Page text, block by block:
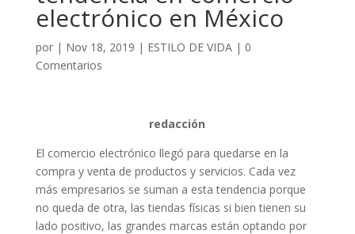
electrónico en México
por | Nov 18, 2019 | ESTILO DE VIDA| 0
Comentarios
redacción
El comercio electrónico llegó para quedarse en la
compra y venta de productos y servicios. Cada vez
más empresarios se suman a esta tendencia porque
no queda de otra, las tiendas físicas si bien tienen su
lado positivo, las grandes marcas están optando por